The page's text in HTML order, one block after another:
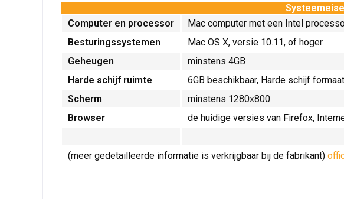
Computer en processor
Mac computer met een Intel
Besturingssystemen
Mac OS X, versie 10.11, of hoger
Geheugen
minstens 4GB
Harde schijf ruimte
6GB beschikbaar, Harde schijf
Scherm
minstens 1280x800
Browser
de huidige versies van Firefox,
(meer gedetailleerde informatie is verkrijgbaar bij de fabrikant)